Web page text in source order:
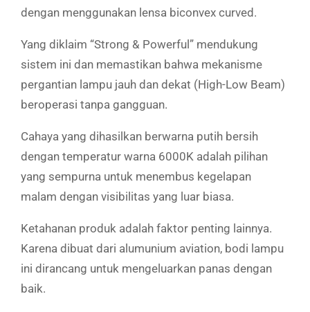
dengan menggunakan lensa biconvex curved.
Yang diklaim “Strong & Powerful” mendukung
sistem ini dan memastikan bahwa mekanisme
pergantian lampu jauh dan dekat (High-Low Beam)
beroperasi tanpa gangguan.
Cahaya yang dihasilkan berwarna putih bersih
dengan temperatur warna 6000K adalah pilihan
yang sempurna untuk menembus kegelapan
malam dengan visibilitas yang luar biasa.
Ketahanan produk adalah faktor penting lainnya.
Karena dibuat dari alumunium aviation, bodi lampu
ini dirancang untuk mengeluarkan panas dengan
baik.